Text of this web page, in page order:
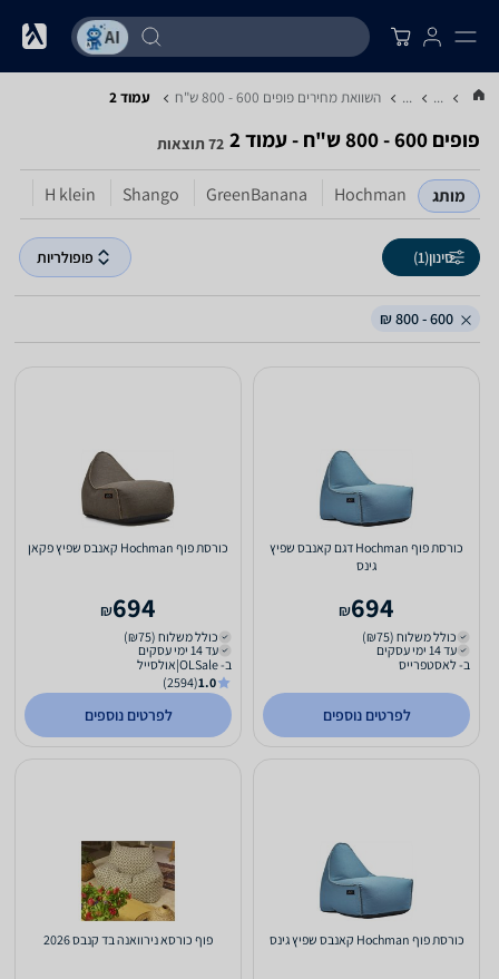
...
... השוואת מחירים פופים ‏600 - 800 ‏ש"ח עמוד 2
פופים ‏600 - 800 ‏ש"ח - עמוד 2 72 תוצאות
מותג Hochman
GreenBanana
Shango
H klein
סינון(1) פופולריות
600 - 800 ₪
כורסת פוף Hochman דגם קאנבס שפיץ
גינס
694
₪
כולל משלוח (₪75)
עד 14 ימי עסקים
ב- לאסטפרייס
לפרטים נוספים
כורסת פוף Hochman קאנבס שפיץ פקאן
694
₪
כולל משלוח (₪75)
עד 14 ימי עסקים
ב- OLSale|אולסייל
1.0
(2594)
לפרטים נוספים
כורסת פוף Hochman קאנבס שפיץ גינס פוף כורסא נירוואנה בד קנבס 2026